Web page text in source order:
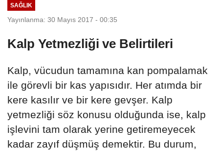
SAĞLIK
Yayınlanma: 30 Mayıs 2017 - 00:35
Kalp Yetmezliği ve Belirtileri
Kalp, vücudun tamamına kan pompalamak
ile görevli bir kas yapısıdır. Her atımda bir
kere kasılır ve bir kere gevşer. Kalp
yetmezliği söz konusu olduğunda ise, kalp
işlevini tam olarak yerine getiremeyecek
kadar zayıf düşmüş demektir. Bu durum,